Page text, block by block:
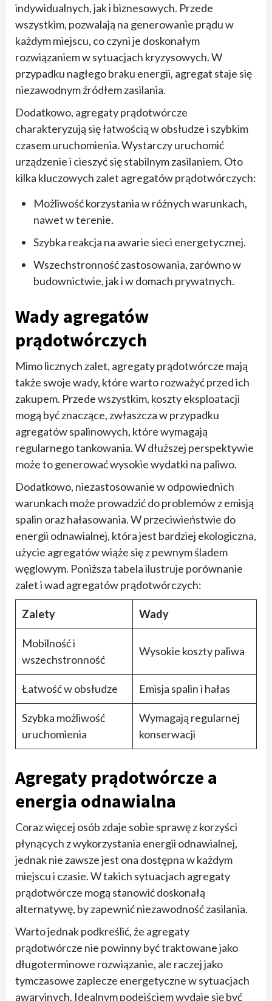
indywidualnych, jak i biznesowych. Przede
wszystkim, pozwalają na generowanie prądu w
każdym miejscu, co czyni je doskonałym
rozwiązaniem w sytuacjach kryzysowych. W
przypadku nagłego braku energii, agregat staje się
niezawodnym źródłem zasilania.
Dodatkowo, agregaty prądotwórcze
charakteryzują się łatwością w obsłudze i szybkim
czasem uruchomienia. Wystarczy uruchomić
urządzenie i cieszyć się stabilnym zasilaniem. Oto
kilka kluczowych zalet agregatów prądotwórczych:
Możliwość korzystania w różnych warunkach,
nawet w terenie.
Szybka reakcja na awarie sieci energetycznej.
Wszechstronność zastosowania, zarówno w
budownictwie, jak i w domach prywatnych.
Wady agregatów
prądotwórczych
Mimo licznych zalet, agregaty prądotwórcze mają
także swoje wady, które warto rozważyć przed ich
zakupem. Przede wszystkim, koszty eksploatacji
mogą być znaczące, zwłaszcza w przypadku
agregatów spalinowych, które wymagają
regularnego tankowania. W dłuższej perspektywie
może to generować wysokie wydatki na paliwo.
Dodatkowo, niezastosowanie w odpowiednich
warunkach może prowadzić do problemów z emisją
spalin oraz hałasowania. W przeciwieństwie do
energii odnawialnej, która jest bardziej ekologiczna,
użycie agregatów wiąże się z pewnym śladem
węglowym. Poniższa tabela ilustruje porównanie
zalet i wad agregatów prądotwórczych:
Zalety Wady
Mobilność i
wszechstronność
Wysokie koszty paliwa
Łatwość w obsłudze Emisja spalin i hałas
Szybka możliwość
uruchomienia
Wymagają regularnej
konserwacji
Agregaty prądotwórcze a
energia odnawialna
Coraz więcej osób zdaje sobie sprawę z korzyści
płynących z wykorzystania energii odnawialnej,
jednak nie zawsze jest ona dostępna w każdym
miejscu i czasie. W takich sytuacjach agregaty
prądotwórcze mogą stanowić doskonałą
alternatywę, by zapewnić niezawodność zasilania.
Warto jednak podkreślić, że agregaty
prądotwórcze nie powinny być traktowane jako
długoterminowe rozwiązanie, ale raczej jako
tymczasowe zaplecze energetyczne w sytuacjach
awaryjnych. Idealnym podejściem wydaje się być